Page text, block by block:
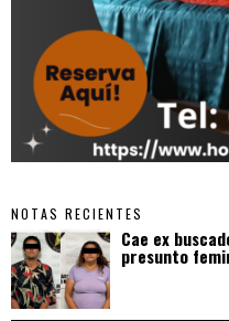
NOTAS RECIENTES
Cae ex
presunto